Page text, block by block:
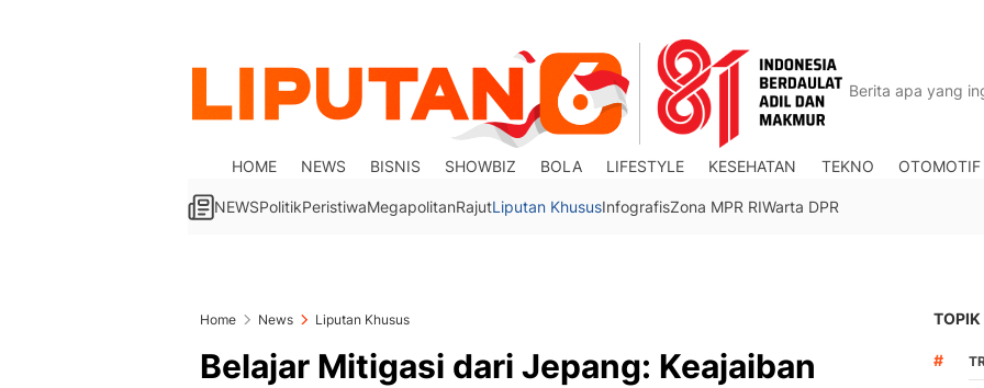
HOME NEWS BISNIS SHOWBIZ BOLA LIFESTYLE KESEHATAN TEKNO OTOMOTIF
NEWSPolitikPeristiwaMegapolitanRajutLiputan KhususInfografisZona MPR RIWarta DPR
Home News Liputan Khusus
Belajar Mitigasi dari Jepang: Keajaiban
TOPIK
#